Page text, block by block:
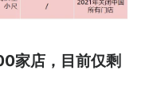
家店，目前仅剩